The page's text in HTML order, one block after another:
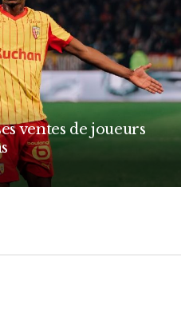
ventes de joueurs